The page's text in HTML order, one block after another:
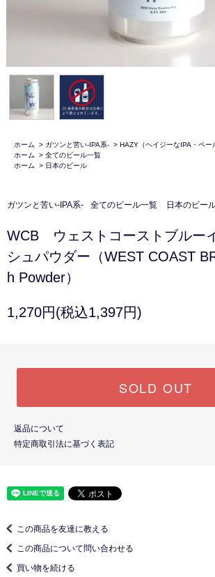
ホーム > ガツンと苦い-IPA系- > HAZY（ヘイジーなIPA・ペー
ホーム
> 全てのビール一覧
ホーム
> 日本のビール
ガツンと苦い-IPA系- 全てのビール一覧 日本のビー
WCB ウェストコーストブルー
シュパウダー（WEST COAST
h Powder）
1,270円(税込1,397円)
SOLD OUT
返品について
特定商取引法に基づく表記
この商品を友達に教える
この商品について問い合わせる
買い物を続ける